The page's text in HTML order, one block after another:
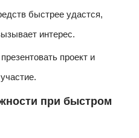
быстрее удастся,
интерес.
проект и
при быстром